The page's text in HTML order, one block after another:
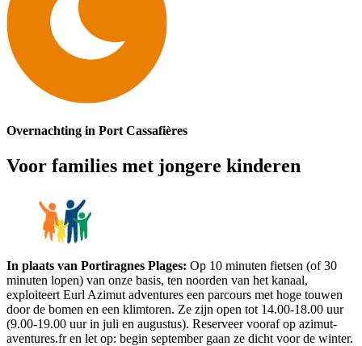
Overnachting in Port Cassafières
Voor families met jongere kinderen
In plaats van Portiragnes Plages: Op 10 minuten fietsen (of 30
minuten lopen) van onze basis, ten noorden van het kanaal,
exploiteert Eurl Azimut adventures een parcours met hoge touwen
door de bomen en een klimtoren. Ze zijn open tot 14.00-18.00 uur
(9.00-19.00 uur in juli en augustus). Reserveer vooraf op azimut-
aventures.fr en let op: begin september gaan ze dicht voor de winter.